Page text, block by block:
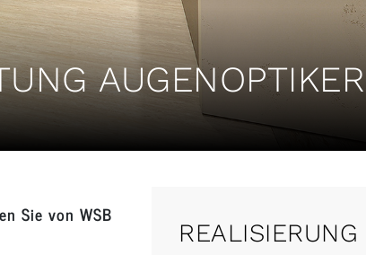
AUGENOPTIKER
Sie von WSB
REALISIERUNG